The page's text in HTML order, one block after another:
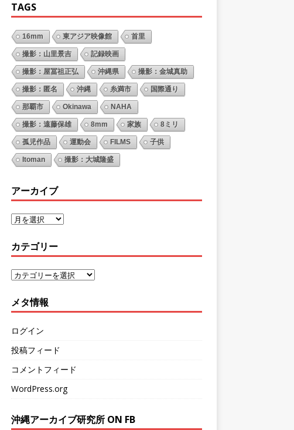
TAGS
16mm 東アジア映像館 首里
撮影：山里景吉 記録映画
撮影：屋冨祖正弘 沖縄県 撮影：金城真助
撮影：匿名 沖縄 糸満市 国際通り
那覇市 Okinawa NAHA
撮影：遠藤保雄 8mm 家族 8ミリ
孤児作品 運動会 FILMS 子供
Itoman 撮影：大城隆盛
アーカイブ
カテゴリー
メタ情報
ログイン
投稿フィード
コメントフィード
WordPress.org
沖縄アーカイブ研究所 ON FB